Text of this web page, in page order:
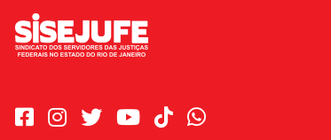
FacebookInstagram
TwitterYoutubeTikTokWhatsapp